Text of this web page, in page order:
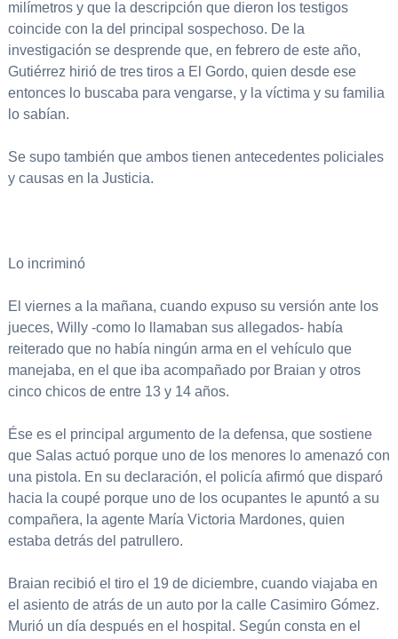
milímetros y que la descripción que dieron los testigos
coincide con la del principal sospechoso. De la
investigación se desprende que, en febrero de este año,
Gutiérrez hirió de tres tiros a El Gordo, quien desde ese
entonces lo buscaba para vengarse, y la víctima y su familia
lo sabían.
Se supo también que ambos tienen antecedentes policiales
y causas en la Justicia.
Lo incriminó
El viernes a la mañana, cuando expuso su versión ante los
jueces, Willy -como lo llamaban sus allegados- había
reiterado que no había ningún arma en el vehículo que
manejaba, en el que iba acompañado por Braian y otros
cinco chicos de entre 13 y 14 años.
Ése es el principal argumento de la defensa, que sostiene
que Salas actuó porque uno de los menores lo amenazó con
una pistola. En su declaración, el policía afirmó que disparó
hacia la coupé porque uno de los ocupantes le apuntó a su
compañera, la agente María Victoria Mardones, quien
estaba detrás del patrullero.
Braian recibió el tiro el 19 de diciembre, cuando viajaba en
el asiento de atrás de un auto por la calle Casimiro Gómez.
Murió un día después en el hospital. Según consta en el